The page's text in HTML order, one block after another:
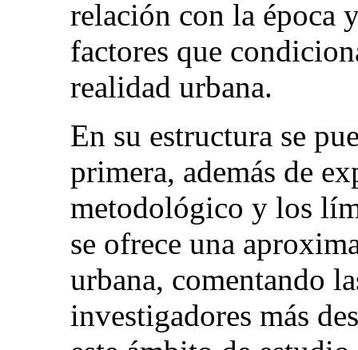
relación con la época
factores que
realidad urbana.
En su estructura se
primera, además de
metodológico y los
se ofrece una
urbana, comentando
investigadores más